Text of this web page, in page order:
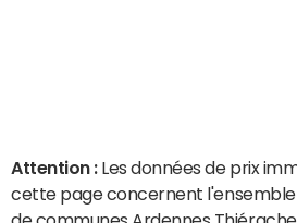
Attention : Les données de prix
cette page concernent